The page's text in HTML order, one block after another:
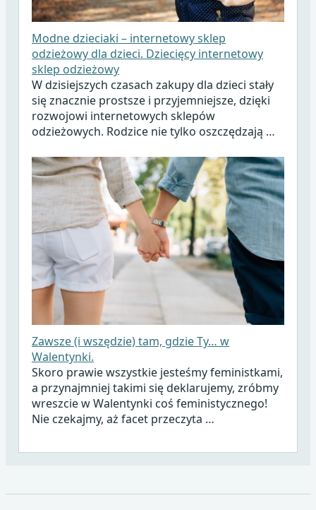
Modne dzieciaki – internetowy sklep
odzieżowy dla dzieci. Dziecięcy internetowy
sklep odzieżowy
W dzisiejszych czasach zakupy dla dzieci stały
się znacznie prostsze i przyjemniejsze, dzięki
rozwojowi internetowych sklepów
odzieżowych. Rodzice nie tylko oszczędzają …
Zawsze (i wszędzie) tam, gdzie Ty… w
Walentynki.
Skoro prawie wszystkie jesteśmy feministkami,
a przynajmniej takimi się deklarujemy, zróbmy
wreszcie w Walentynki coś feministycznego!
Nie czekajmy, aż facet przeczyta …